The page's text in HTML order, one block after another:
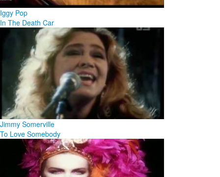
Iggy Pop
In The Death Car
Jimmy Somerville
To Love Somebody